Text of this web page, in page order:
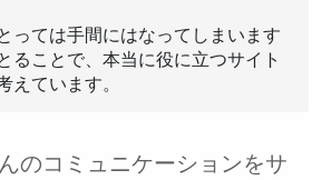
っては手間にはなってしまいます
ることで、本当に役に立つサイト
えています。
のコミュニケーションをサ